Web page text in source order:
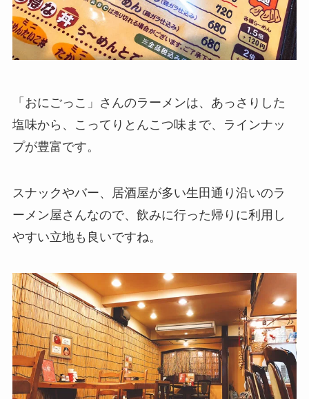
「おにごっこ」さんのラーメンは、あっさりした
塩味から、こってりとんこつ味まで、ラインナッ
プが豊富です。
スナックやバー、居酒屋が多い生田通り沿いのラ
ーメン屋さんなので、飲みに行った帰りに利用し
やすい立地も良いですね。